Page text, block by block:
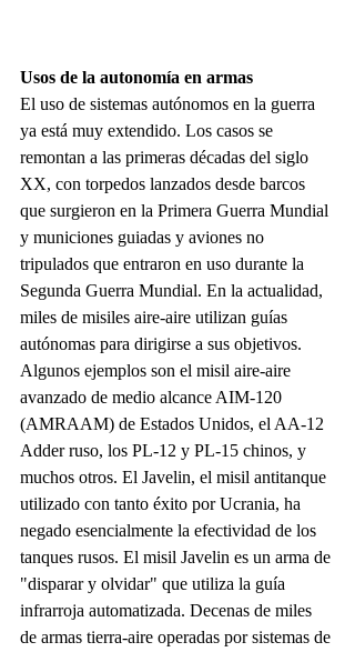
Usos de la autonomía en armas
El uso de sistemas autónomos en la guerra
ya está muy extendido. Los casos se
remontan a las primeras décadas del siglo
XX, con torpedos lanzados desde barcos
que surgieron en la Primera Guerra Mundial
y municiones guiadas y aviones no
tripulados que entraron en uso durante la
Segunda Guerra Mundial. En la actualidad,
miles de misiles aire-aire utilizan guías
autónomas para dirigirse a sus objetivos.
Algunos ejemplos son el misil aire-aire
avanzado de medio alcance AIM-120
(AMRAAM) de Estados Unidos, el AA-12
Adder ruso, los PL-12 y PL-15 chinos, y
muchos otros. El Javelin, el misil antitanque
utilizado con tanto éxito por Ucrania, ha
negado esencialmente la efectividad de los
tanques rusos. El misil Javelin es un arma de
"disparar y olvidar" que utiliza la guía
infrarroja automatizada. Decenas de miles
de armas tierra-aire operadas por sistemas de